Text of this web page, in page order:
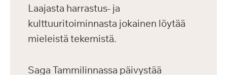
Laajasta harrastus- ja
kulttuuritoiminnasta jokainen löytää
mieleistä tekemistä.
Saga Tammilinnassa päivystää